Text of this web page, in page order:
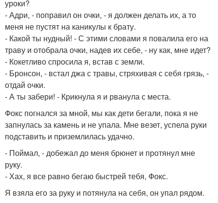
уроки?
- Адри, - поправил он очки, - я должен делать их, а то
меня не пустят на каникулы к брату.
- Какой ты нудный! - С этими словами я повалила его на
траву и отобрала очки, надев их себе, - ну как, мне идет?
- Кокетливо спросила я, встав с земли.
- Бронсон, - встал джа с травы, стряхивая с себя грязь, -
отдай очки.
- А ты забери! - Крикнула я и рванула с места.
Фокс погнался за мной, мы как дети бегали, пока я не
запнулась за камень и не упала. Мне везет, успела руки
подставить и приземлилась удачно.
- Поймал, - добежал до меня брюнет и протянул мне
руку.
- Хах, я все равно бегаю быстрей тебя, Фокс.
Я взяла его за руку и потянула на себя, он упал рядом.